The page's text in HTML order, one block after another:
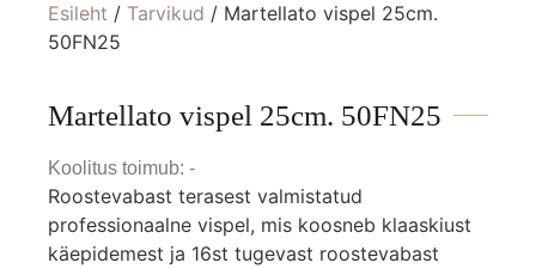
Esileht / Tarvikud / Martellato vispel 25cm.
50FN25
Martellato vispel 25cm. 50FN25
Koolitus toimub: -
Roostevabast terasest valmistatud
professionaalne vispel, mis koosneb klaaskiust
käepidemest ja 16st tugevast roostevabast